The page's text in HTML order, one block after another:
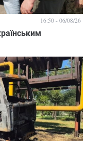
16:50 - 06/08/26